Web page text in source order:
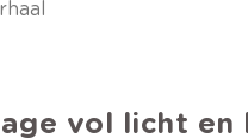
vol licht en